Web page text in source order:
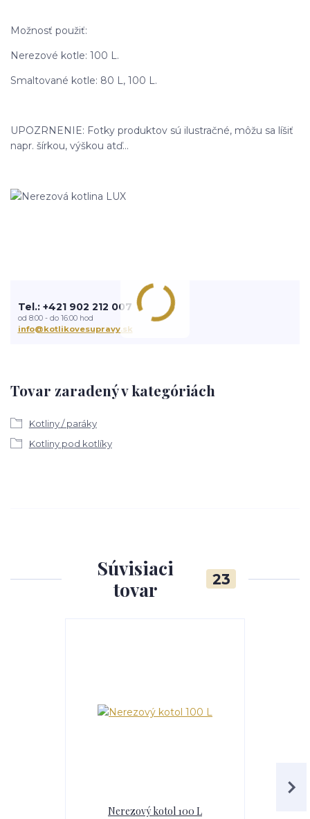
Možnosť použiť:
Nerezové kotle: 100 L.
Smaltované kotle: 80 L, 100 L.
UPOZRNENIE: Fotky produktov sú ilustračné, môžu sa líšiť
napr. šírkou, výškou atď...
Tovar zaradený v kategóriách
Kotliny / paráky
Kotliny pod kotlíky
Tel.: +421 902 212 007
od 8:00 - do 16:00 hod
info@kotlikovesupravy.sk
Súvisiaci
tovar
23
Nerezový kotol 100 L